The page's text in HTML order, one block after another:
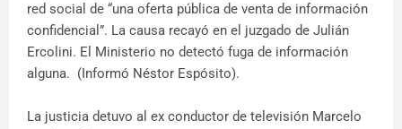
red social de “una oferta pública de venta de información
confidencial”. La causa recayó en el juzgado de Julián
Ercolini. El Ministerio no detectó fuga de información
alguna. (Informó Néstor Espósito).
La justicia detuvo al ex conductor de televisión Marcelo